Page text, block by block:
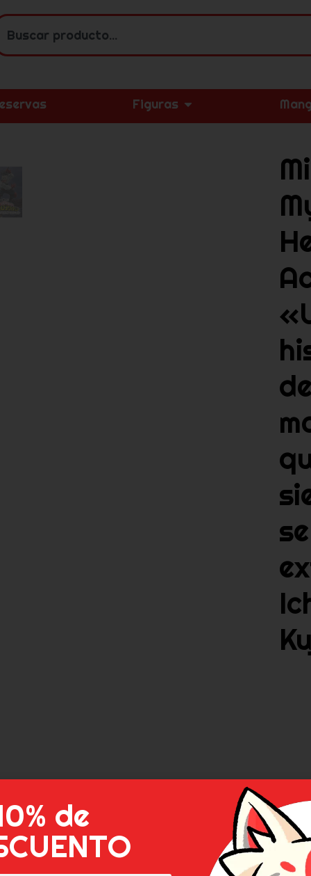
Figuras
de
se
de